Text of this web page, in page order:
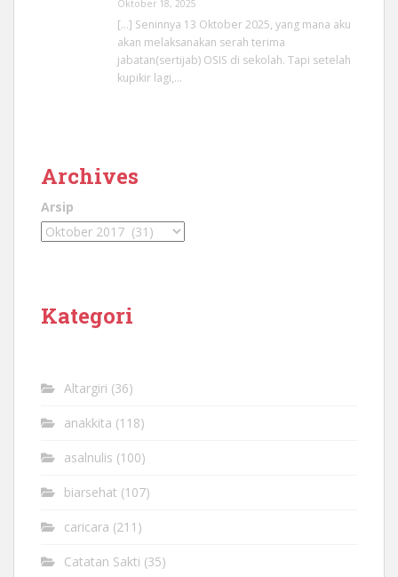
Oktober 18, 2025
[…] Seninnya 13 Oktober 2025, yang mana aku
akan melaksanakan serah terima
jabatan(sertijab) OSIS di sekolah. Tapi setelah
kupikir lagi,…
Archives
Arsip
Kategori
Altargiri (36)
anakkita (118)
asalnulis (100)
biarsehat (107)
caricara (211)
Catatan Sakti (35)